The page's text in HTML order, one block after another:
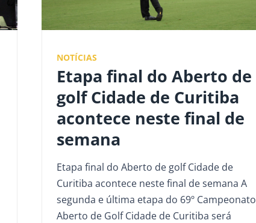
NOTÍCIAS
Etapa final do Aberto de
golf Cidade de Curitiba
acontece neste final de
semana
Etapa final do Aberto de golf Cidade de
Curitiba acontece neste final de semana A
segunda e última etapa do 69º Campeonato
Aberto de Golf Cidade de Curitiba será